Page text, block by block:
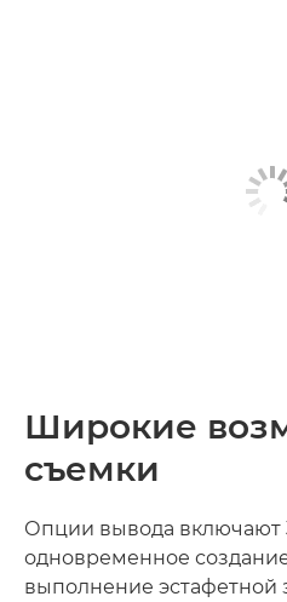
Широкие
съемки
Опции вывода включают
одновременное
выполнение эстафетной